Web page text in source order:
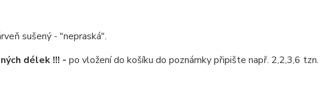
sušený - "nepraská".
délek !!! - po vložení do košíku do poznámky připište např. 2,2,3,6 tzn.